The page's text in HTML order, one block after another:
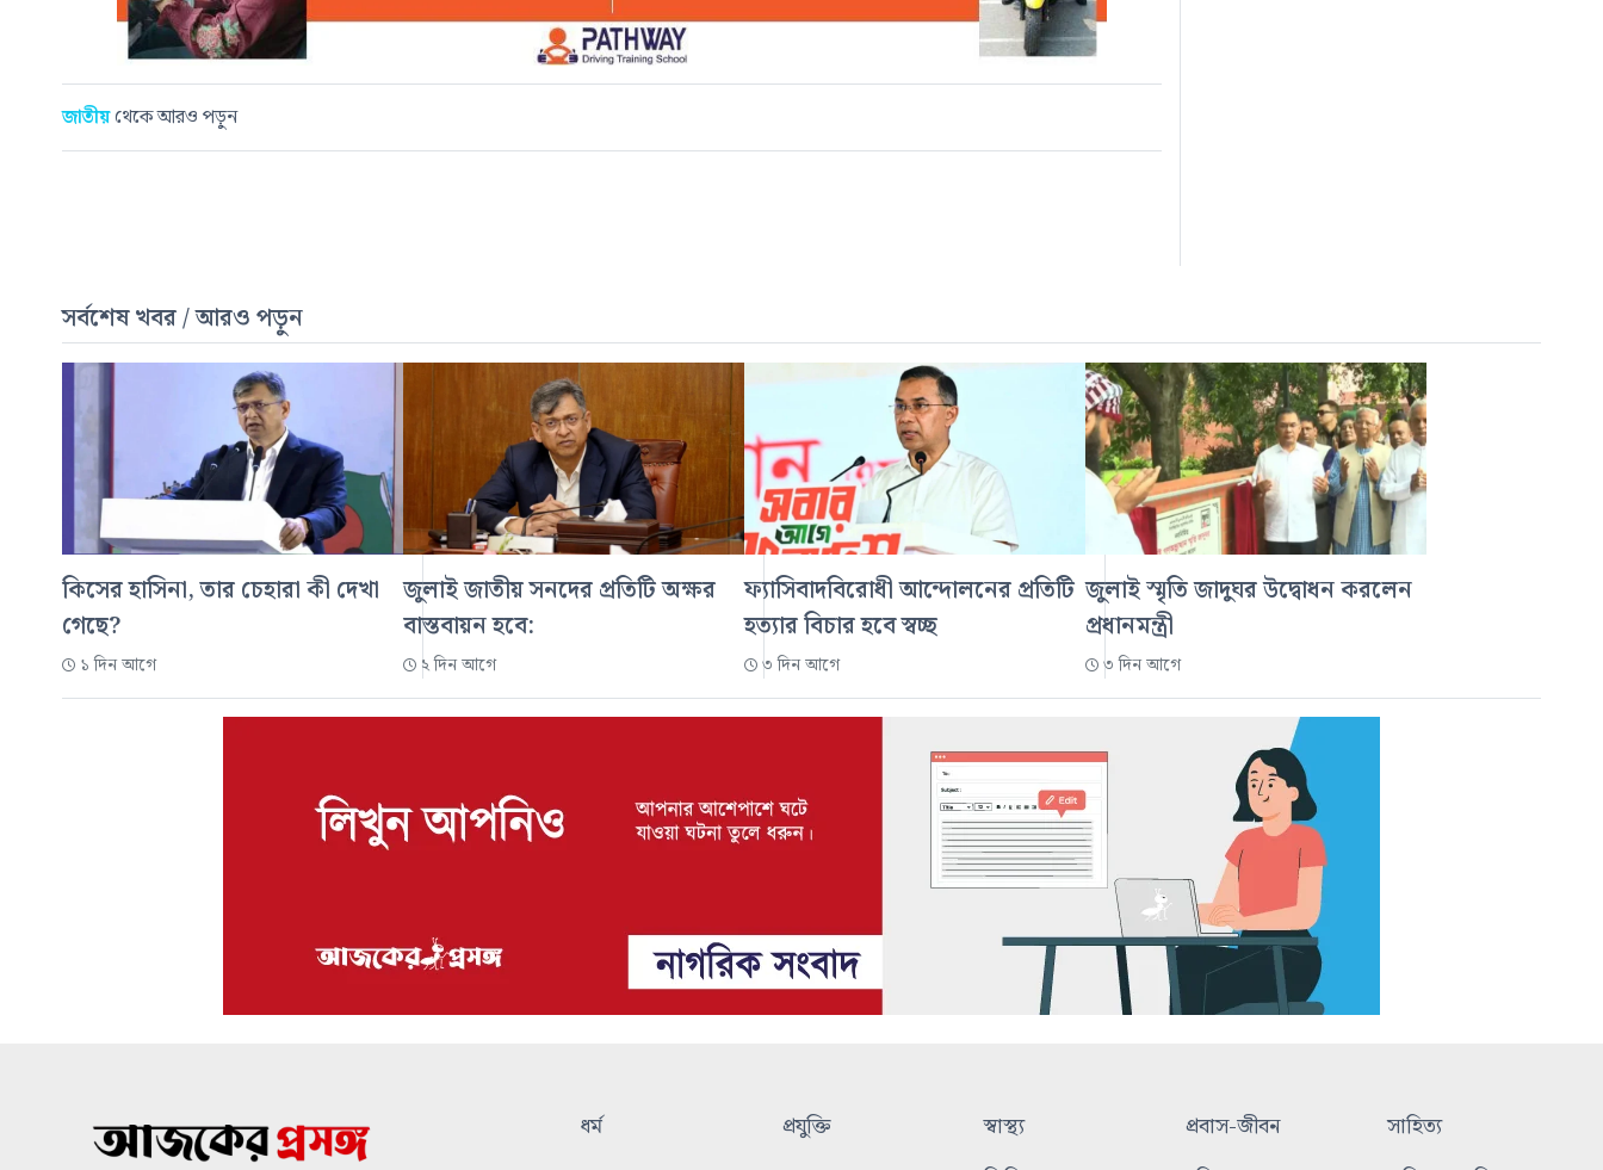
জাতীয়থেকে আরও পড়ুন
সর্বশেষ খবর / আরও পড়ুন
কিসের হাসিনা, তার চেহারা কী দেখা
গেছে?
১ দিন আগে
জুলাই জাতীয় সনদের প্রতিটি অক্ষর
বাস্তবায়ন হবে:
২ দিন আগে
ফ্যাসিবাদবিরোধী আন্দোলনের প্রতিটি
হত্যার বিচার হবে স্বচ্ছ
৩ দিন আগে
জুলাই স্মৃতি জাদুঘর উদ্বোধন করলেন
প্রধানমন্ত্রী
৩ দিন আগে
ধর্ম প্রযুক্তি স্বাস্থ্য প্রবাস-জীবন
সাহিত্য